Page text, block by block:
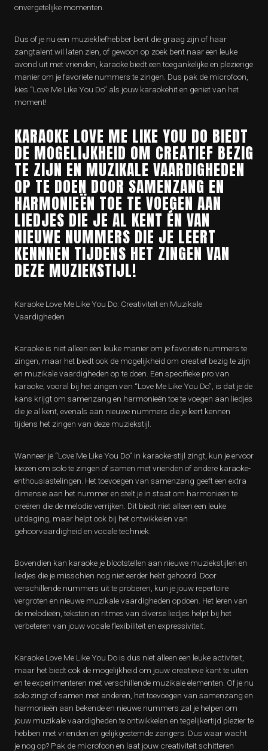
onvergetelijke momenten.
Dus of je nu een muziekliefhebber bent die graag zijn of haar
zangtalent wil laten zien, of gewoon op zoek bent naar een leuke
avond uit met vrienden, karaoke biedt een toegankelijke en plezierige
manier om je favoriete nummers te zingen. Dus pak de microfoon,
kies “Love Me Like You Do” als jouw karaokehit en geniet van het
moment!
KARAOKE LOVE ME LIKE YOU DO BIEDT
DE MOGELIJKHEID OM CREATIEF BEZIG
TE ZIJN EN MUZIKALE VAARDIGHEDEN
OP TE DOEN DOOR SAMENZANG EN
HARMONIEËN TOE TE VOEGEN AAN
LIEDJES DIE JE AL KENT ÉN VAN
NIEUWE NUMMERS DIE JE LEERT
KENNNEN TIJDENS HET ZINGEN VAN
DEZE MUZIEKSTIJL!
Karaoke Love Me Like You Do: Creativiteit en Muzikale
Vaardigheden
Karaoke is niet alleen een leuke manier om je favoriete nummers te
zingen, maar het biedt ook de mogelijkheid om creatief bezig te zijn
en muzikale vaardigheden op te doen. Een specifieke pro van
karaoke, vooral bij het zingen van “Love Me Like You Do”, is dat je de
kans krijgt om samenzang en harmonieën toe te voegen aan liedjes
die je al kent, evenals aan nieuwe nummers die je leert kennen
tijdens het zingen van deze muziekstijl.
Wanneer je “Love Me Like You Do” in karaoke-stijl zingt, kun je ervoor
kiezen om solo te zingen of samen met vrienden of andere karaoke-
enthousiastelingen. Het toevoegen van samenzang geeft een extra
dimensie aan het nummer en stelt je in staat om harmonieën te
creëren die de melodie verrijken. Dit biedt niet alleen een leuke
uitdaging, maar helpt ook bij het ontwikkelen van
gehoorvaardigheid en vocale techniek.
Bovendien kan karaoke je blootstellen aan nieuwe muziekstijlen en
liedjes die je misschien nog niet eerder hebt gehoord. Door
verschillende nummers uit te proberen, kun je jouw repertoire
vergroten en nieuwe muzikale vaardigheden opdoen. Het leren van
de melodieën, teksten en ritmes van diverse liedjes helpt bij het
verbeteren van jouw vocale flexibiliteit en expressiviteit.
Karaoke Love Me Like You Do is dus niet alleen een leuke activiteit,
maar het biedt ook de mogelijkheid om jouw creatieve kant te uiten
en te experimenteren met verschillende muzikale elementen. Of je nu
solo zingt of samen met anderen, het toevoegen van samenzang en
harmonieën aan bekende en nieuwe nummers zal je helpen om
jouw muzikale vaardigheden te ontwikkelen en tegelijkertijd plezier te
hebben met vrienden en gelijkgestemde zangers. Dus waar wacht
je nog op? Pak de microfoon en laat jouw creativiteit schitteren